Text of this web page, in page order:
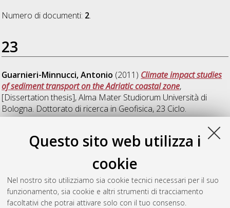
Questo sito web utilizza i
cookie
Nel nostro sito utilizziamo sia cookie tecnici necessari per il suo
funzionamento, sia cookie e altri strumenti di tracciamento
facoltativi che potrai attivare solo con il tuo consenso.
Numero di documenti: 2.
23
Guarnieri-Minnucci, Antonio (2011) Climate impact studies
of sediment transport on the Adriatic coastal zone,
[Dissertation thesis], Alma Mater Studiorum Università di
Bologna. Dottorato di ricerca in Geofisica, 23 Ciclo.
Development of oil spill detection
techniques for satellite optical sensors and their application to
monitor oil spill discharge in Mediterranean sea, [Dissertation
thesis], Alma Mater Studiorum Università di Bologna.
Scienze ambientali: tutela e gestione
delle risorse naturali, 23 Ciclo. DOI
10.6092/unibo/amsdottorato/3520.